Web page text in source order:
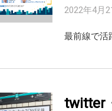
2022年4月
最前線で活
twitter